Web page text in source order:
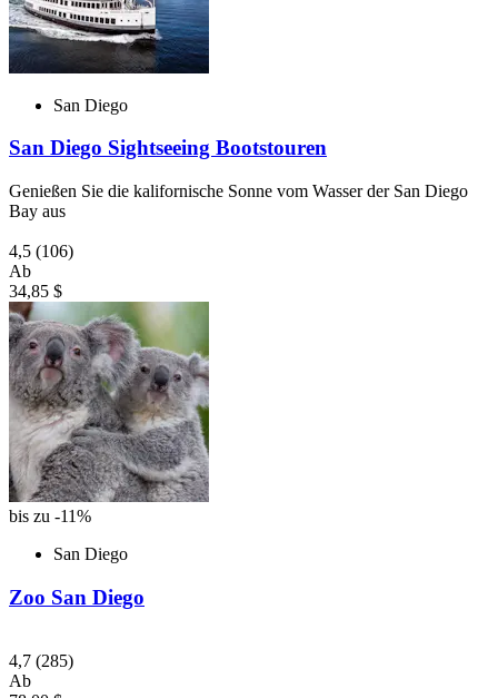
San Diego
San Diego Sightseeing Bootstouren
Genießen Sie die kalifornische Sonne vom Wasser der San Diego
Bay aus
4,5 (106)
Ab
34,85 $
bis zu -11%
San Diego
Zoo San Diego
4,7 (285)
Ab